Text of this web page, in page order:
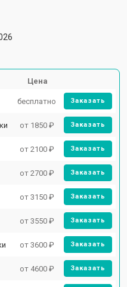
Цена
бесплатно Заказать
от 1850 ₽ Заказать
от 2100 ₽ Заказать
от 2700 ₽ Заказать
от 3150 ₽ Заказать
от 3550 ₽ Заказать
от 3600 ₽ Заказать
от 4600 ₽ Заказать